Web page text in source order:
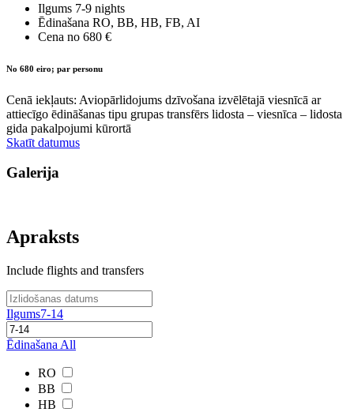
Ilgums 7-9 nights
Ēdinašana RO, BB, HB, FB, AI
Cena no 680 €
No 680 eiro; par personu
Cenā iekļauts: Aviopārlidojums dzīvošana izvēlētajā viesnīcā ar
attiecīgo ēdināšanas tipu grupas transfērs lidosta – viesnīca – lidosta
gida pakalpojumi kūrortā
Skatīt datumus
Galerija
Apraksts
Include flights and transfers
Ilgums7-14
Ēdinašana All
RO
BB
HB